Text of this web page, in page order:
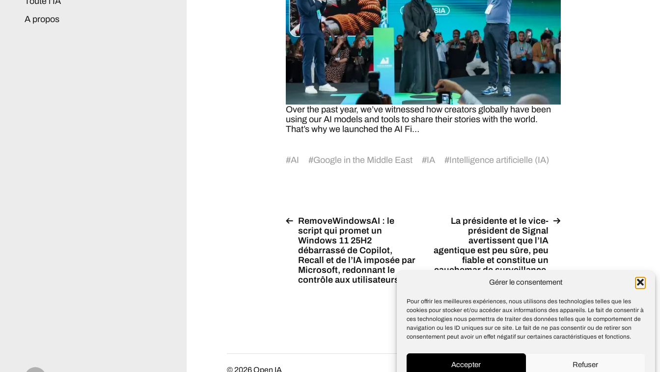
Gérer le consentement
Pour offrir les meilleures expériences, nous utilisons des technologies telles que les
cookies pour stocker et/ou accéder aux informations des appareils. Le fait de consentir à
ces technologies nous permettra de traiter des données telles que le comportement de
navigation ou les ID uniques sur ce site. Le fait de ne pas consentir ou de retirer son
consentement peut avoir un effet négatif sur certaines caractéristiques et fonctions.
Accepter Refuser
A propos
Over the past year, we’ve witnessed how creators globally have been
using our AI models and tools to share their stories with the world.
That’s why we launched the AI Fi…
#AI #Google in the Middle East #IA #Intelligence artificielle (IA)
RemoveWindowsAI : le
script qui promet un
Windows 11 25H2
débarrassé de Copilot,
Recall et de l’IA imposée par
Microsoft, redonnant le
contrôle aux utilisateurs
La présidente et le vice-
président de Signal
avertissent que l’IA
agentique est peu sûre, peu
fiable et constitue un
cauchemar de surveillance,
soulignant les risques
la vie privée
© 2026Open IA Jean-Louis Maso